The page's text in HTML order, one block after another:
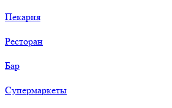
Пекарня
Ресторан
Бар
Супермаркеты